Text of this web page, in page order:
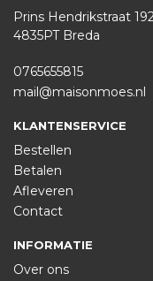
Prins Hendrikstraat
4835PT Breda
0765655815
mail@maisonmoes.nl
KLANTENSERVICE
Bestellen
Betalen
Afleveren
Contact
INFORMATIE
Over ons